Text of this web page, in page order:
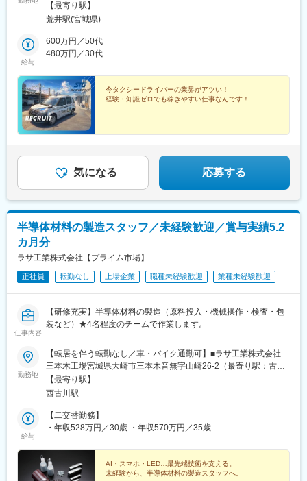
【最寄り駅】
荒井駅(宮城県)
給与
600万円／50代
480万円／30代
今タクシードライバーの業界がアツい！
経験・知識ゼロでも稼ぎやすい仕事なんです！
気になる 応募する
半導体材料の製造スタッフ／未経験歓迎／賞与実績5.2
カ月分
ラサ工業株式会社【プライム市場】
正社員 転勤なし 上場企業 職種未経験歓迎 業種未経験歓迎
仕事内容
【研修充実】半導体材料の製造（原料投入・機械操作・検査・包
装など）★4名程度のチームで作業します。
勤務地
【転居を伴う転勤なし／車・バイク通勤可】■ラサ工業株式会社
三本木工場宮城県大崎市三本木音無字山崎26-2（最寄り駅：古川
駅）※受動喫煙対策：敷地内原則禁煙（喫煙所あり）
【最寄り駅】
西古川駅
給与
【二交替勤務】
・年収528万円／30歳 ・年収570万円／35歳
AI・スマホ・LED…最先端技術を支える。
未経験から、半導体材料の製造スタッフへ。